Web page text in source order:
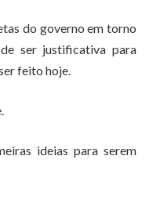
do governo em torno
ser justificativa para
feito hoje.
ideias para serem